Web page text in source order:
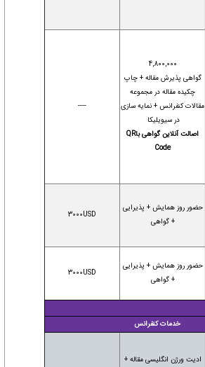
4,800,000
گواهی پذیرش مقاله + چاپ
چکیده مقاله در مجموعه
مقالات کنفرانس + نمایه سازی
در سیویلیکا
اصالت آنلاین گواهی باQR
Code
----
حضور روز همایش + پذیرایی
+ گواهی
3000USD
حضور روز همایش + پذیرایی
+ گواهی
3000USD
خدمات کنفرانس
ادیت ورژن انگلیسی مقاله +